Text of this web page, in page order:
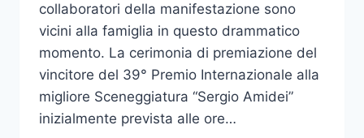
collaboratori della manifestazione sono
vicini alla famiglia in questo drammatico
momento. La cerimonia di premiazione del
vincitore del 39° Premio Internazionale alla
migliore Sceneggiatura “Sergio Amidei”
inizialmente prevista alle ore…